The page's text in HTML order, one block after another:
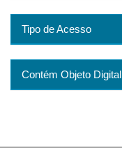
Tipo de Acesso
Contém Objeto Digital